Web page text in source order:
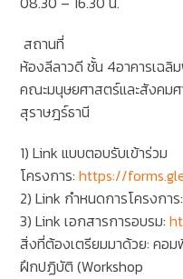
สถานที่
ห้องลีลาวดี ชั้น 4อาคารเฉลิ
คณะมนุษยศาสตร์และสังคม
สุราษฎร์ธานี
1) Link แบบตอบรับเข้าร่วม
โครงการ:https://
2) Link กำหนดการโครงกา
3) Link เอกสารการอบรม:
สิ่งที่ต้องเตรียมมาด้วย: คอ
ฝึกปฏิบัติ (Workshop